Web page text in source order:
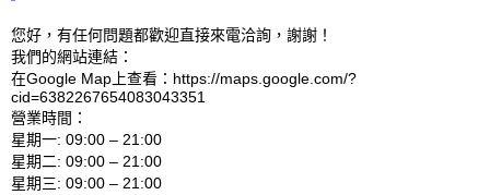
您好，有任何問題都歡迎直接來電洽詢，謝謝！
我們的網站連結：
在Google Map上查看：https://maps.google.com/?
cid=6382267654083043351
營業時間：
星期一: 09:00 – 21:00
星期二: 09:00 – 21:00
星期三: 09:00 – 21:00